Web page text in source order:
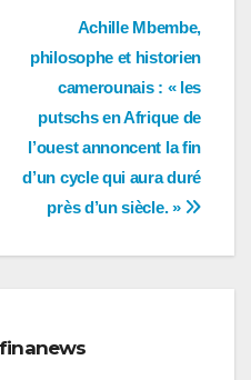
Achille Mbembe,
philosophe et historien
camerounais : « les
putschs en Afrique de
l’ouest annoncent la fin
d’un cycle qui aura duré
près d’un siècle. »